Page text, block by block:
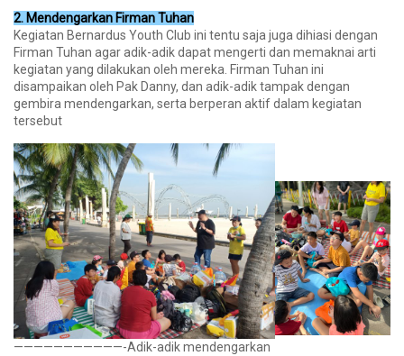
2. Mendengarkan Firman Tuhan
Kegiatan Bernardus Youth Club ini tentu saja juga dihiasi dengan
Firman Tuhan agar adik-adik dapat mengerti dan memaknai arti
kegiatan yang dilakukan oleh mereka. Firman Tuhan ini
disampaikan oleh Pak Danny, dan adik-adik tampak dengan
gembira mendengarkan, serta berperan aktif dalam kegiatan
tersebut
———————————-Adik-adik mendengarkan